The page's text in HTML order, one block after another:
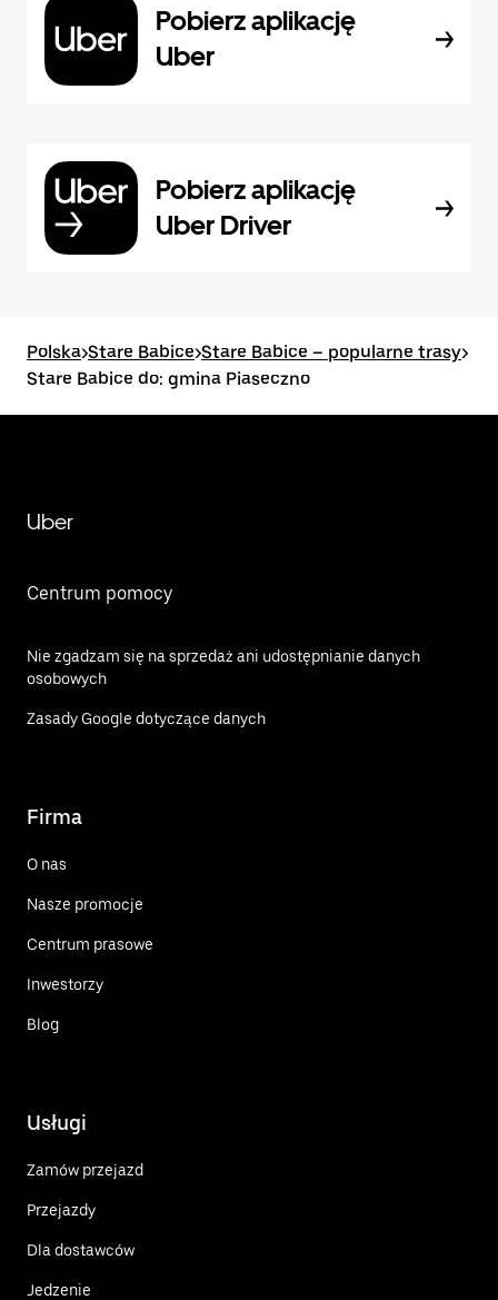
Pobierz aplikację
Uber
Pobierz aplikację
Uber Driver
Polska>Stare Babice>Stare Babice – popularne trasy>
Stare Babice do: gmina Piaseczno
Uber
Centrum pomocy
Nie zgadzam się na sprzedaż ani udostępnianie danych
osobowych
Zasady Google dotyczące danych
Firma
O nas
Nasze promocje
Centrum prasowe
Inwestorzy
Blog
Usługi
Zamów przejazd
Przejazdy
Dla dostawców
Jedzenie